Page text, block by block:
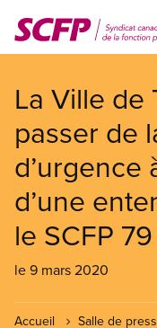
au
contenu
La Ville de
passer de
d’urgence
d’une
le SCFP 79
le 9 mars 2020
Accueil Salle de